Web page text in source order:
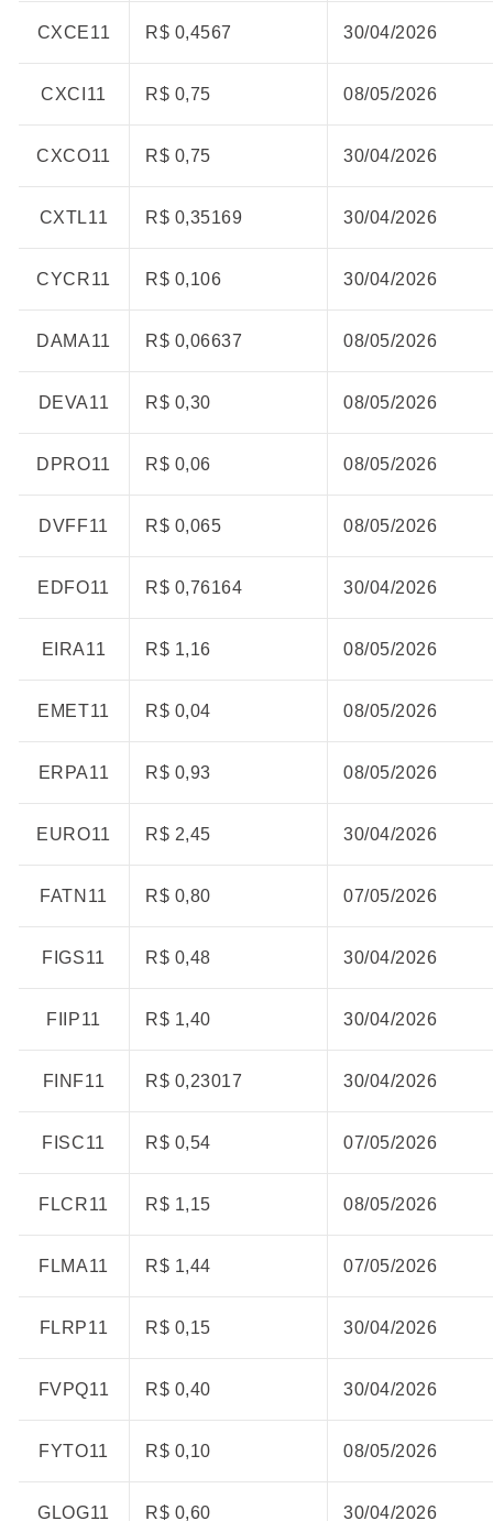
CXCE11 R$ 0,4567 30/04/2026
CXCI11 R$ 0,75 08/05/2026
CXCO11 R$ 0,75 30/04/2026
CXTL11 R$ 0,35169 30/04/2026
CYCR11 R$ 0,106 30/04/2026
DAMA11 R$ 0,06637 08/05/2026
DEVA11 R$ 0,30 08/05/2026
DPRO11 R$ 0,06 08/05/2026
DVFF11 R$ 0,065 08/05/2026
EDFO11 R$ 0,76164 30/04/2026
EIRA11 R$ 1,16 08/05/2026
EMET11 R$ 0,04 08/05/2026
ERPA11 R$ 0,93 08/05/2026
EURO11 R$ 2,45 30/04/2026
FATN11 R$ 0,80 07/05/2026
FIGS11 R$ 0,48 30/04/2026
FIIP11 R$ 1,40 30/04/2026
FINF11 R$ 0,23017 30/04/2026
FISC11 R$ 0,54 07/05/2026
FLCR11 R$ 1,15 08/05/2026
FLMA11 R$ 1,44 07/05/2026
FLRP11 R$ 0,15 30/04/2026
FVPQ11 R$ 0,40 30/04/2026
FYTO11 R$ 0,10 08/05/2026
GLOG11 R$ 0,60 30/04/2026